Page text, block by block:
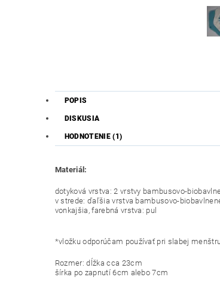
POPIS
DISKUSIA
HODNOTENIE (1)
Materiál:
dotyková vrstva: 2 vrstvy bambusovo-
v strede: ďaľšia vrstva bambusovo-
vonkajšia, farebná vrstva: pul
*vložku odporúčam používať pri slabej
Rozmer: dĺžka cca 23cm
šírka po zapnutí 6cm alebo 7cm